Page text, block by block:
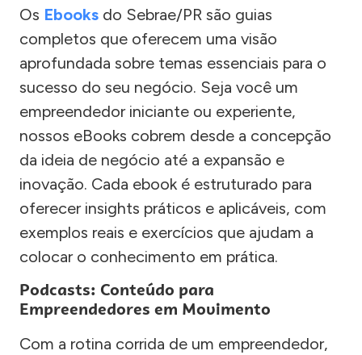
Os Ebooks do Sebrae/PR são guias
completos que oferecem uma visão
aprofundada sobre temas essenciais para o
sucesso do seu negócio. Seja você um
empreendedor iniciante ou experiente,
nossos eBooks cobrem desde a concepção
da ideia de negócio até a expansão e
inovação. Cada ebook é estruturado para
oferecer insights práticos e aplicáveis, com
exemplos reais e exercícios que ajudam a
colocar o conhecimento em prática.
Podcasts: Conteúdo para
Empreendedores em Movimento
Com a rotina corrida de um empreendedor,